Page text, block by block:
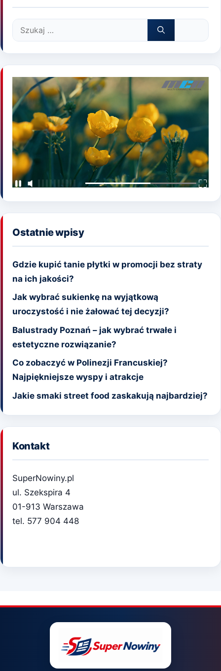
Szukaj:
Ostatnie wpisy
Gdzie kupić tanie płytki w promocji bez straty
na ich jakości?
Jak wybrać sukienkę na wyjątkową
uroczystość i nie żałować tej decyzji?
Balustrady Poznań – jak wybrać trwałe i
estetyczne rozwiązanie?
Co zobaczyć w Polinezji Francuskiej?
Najpiękniejsze wyspy i atrakcje
Jakie smaki street food zaskakują najbardziej?
Kontakt
SuperNowiny.pl
ul. Szekspira 4
01-913 Warszawa
tel. 577 904 448